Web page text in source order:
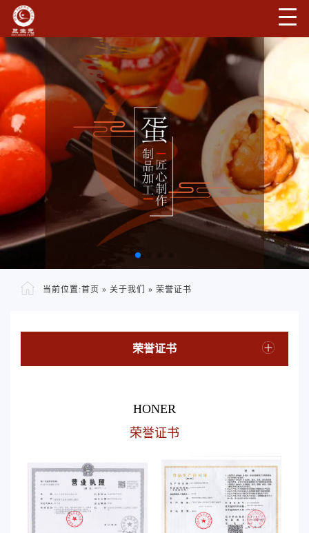
当前位置:首页 » 关于我们 » 荣誉证书
荣誉证书
HONER
荣誉证书